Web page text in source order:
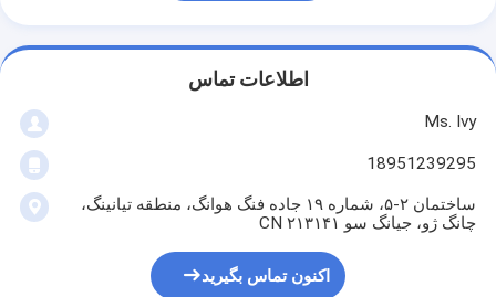
اطلاعات تماس
Ms. Ivy
18951239295
ساختمان ۲-۵، شماره ۱۹ جاده فنگ هوانگ، منطقه تیانینگ،
چانگ ژو، جیانگ سو ۲۱۳۱۴۱ CN
اکنون تماس بگیرید